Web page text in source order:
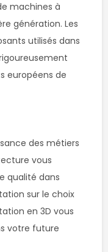
machines à
génération. Les
utilisés dans
européens de
des métiers
vous
qualité dans
sur le choix
en 3D vous
votre future